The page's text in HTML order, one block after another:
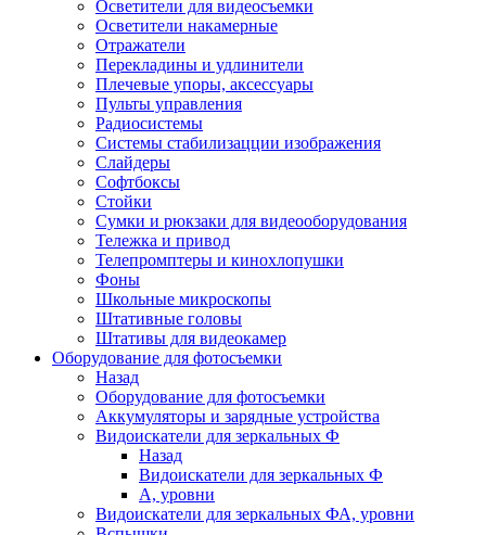
Осветители для видеосъемки
Осветители накамерные
Отражатели
Перекладины и удлинители
Плечевые упоры, аксессуары
Пульты управления
Радиосистемы
Системы стабилизацции изображения
Слайдеры
Софтбоксы
Стойки
Сумки и рюкзаки для видеооборудования
Тележка и привод
Телепромптеры и кинохлопушки
Фоны
Школьные микроскопы
Штативные головы
Штативы для видеокамер
Оборудование для фотосъемки
Назад
Оборудование для фотосъемки
Аккумуляторы и зарядные устройства
Видоискатели для зеркальных Ф
Назад
Видоискатели для зеркальных Ф
А, уровни
Видоискатели для зеркальных ФА, уровни